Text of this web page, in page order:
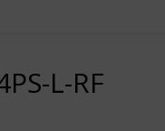
L-RF